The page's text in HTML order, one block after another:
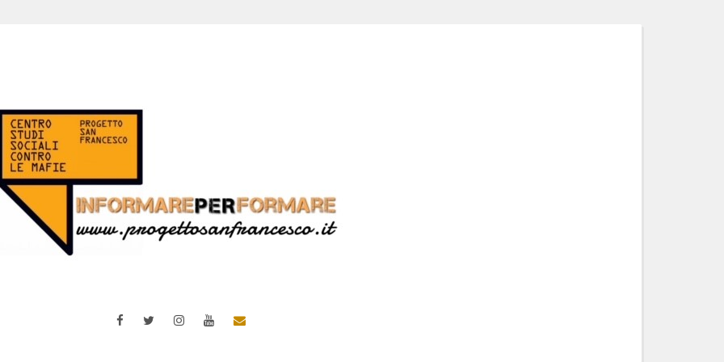
FacebookTwitterInstagramYouTubeEmail